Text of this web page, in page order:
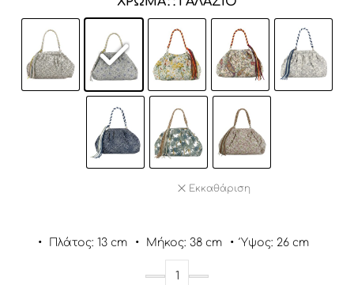
Εκκαθάριση
• Πλάτος: 13 cm • Μήκος: 38 cm • Ύψος: 26 cm